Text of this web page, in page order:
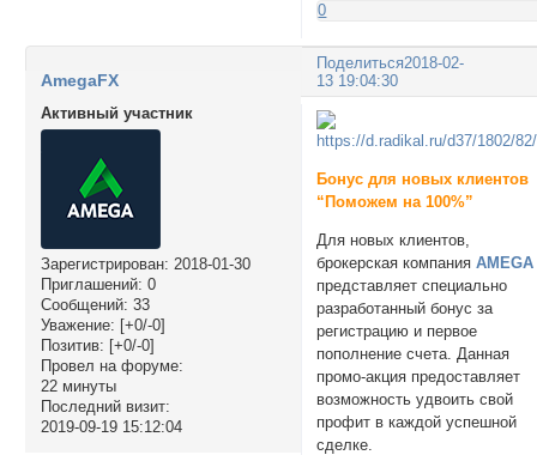
0
Поделиться2018-02-
13 19:04:30
AmegaFX
Активный участник
Зарегистрирован: 2018-01-30
Приглашений: 0
Сообщений: 33
Уважение: [+0/-0]
Позитив: [+0/-0]
Провел на форуме:
22 минуты
Последний визит:
2019-09-19 15:12:04
Бонус для новых клиентов
“Поможем на 100%”
Для новых клиентов,
брокерская компанияAMEGA
представляет специально
разработанный бонус за
регистрацию и первое
пополнение счета. Данная
промо-акция предоставляет
возможность удвоить свой
профит в каждой успешной
сделке.